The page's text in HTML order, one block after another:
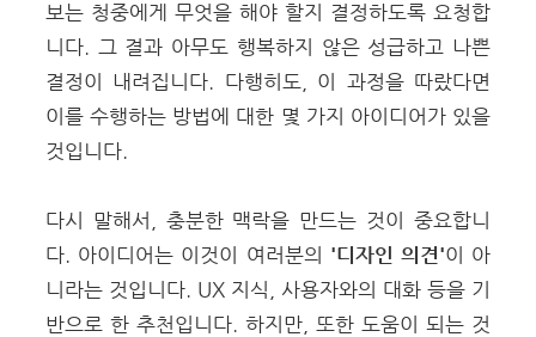
보는 청중에게 무엇을 해야 할지 결정하도록 요청합
니다. 그 결과 아무도 행복하지 않은 성급하고 나쁜
결정이 내려집니다. 다행히도, 이 과정을 따랐다면
이를 수행하는 방법에 대한 몇 가지 아이디어가 있을
것입니다.
다시 말해서, 충분한 맥락을 만드는 것이 중요합니
다. 아이디어는 이것이 여러분의 '디자인 의견'이 아
니라는 것입니다. UX 지식, 사용자와의 대화 등을 기
반으로 한 추천입니다. 하지만, 또한 도움이 되는 것